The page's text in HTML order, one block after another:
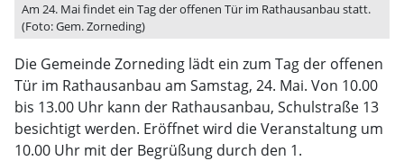
Am 24. Mai findet ein Tag der offenen Tür im Rathausanbau statt.
(Foto: Gem. Zorneding)
Die Gemeinde Zorneding lädt ein zum Tag der offenen
Tür im Rathausanbau am Samstag, 24. Mai. Von 10.00
bis 13.00 Uhr kann der Rathausanbau, Schulstraße 13
besichtigt werden. Eröffnet wird die Veranstaltung um
10.00 Uhr mit der Begrüßung durch den 1.